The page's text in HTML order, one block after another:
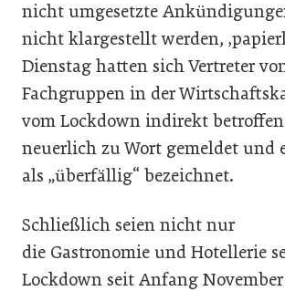
nicht umgesetzte
nicht klargestellt werden,
Dienstag hatten sich Vertreter
Fachgruppen in der
vom Lockdown indirekt
neuerlich zu Wort gemeldet und
als „überfällig“ bezeichnet.
Schließlich seien nicht nur
die Gastronomie und Hotellerie
Lockdown seit Anfang